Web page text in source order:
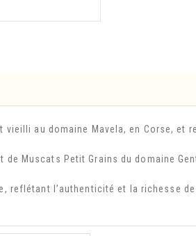
au domaine Mavela, en Corse, et
de Muscats Petit Grains du domaine
reflétant l’authenticité et la richesse